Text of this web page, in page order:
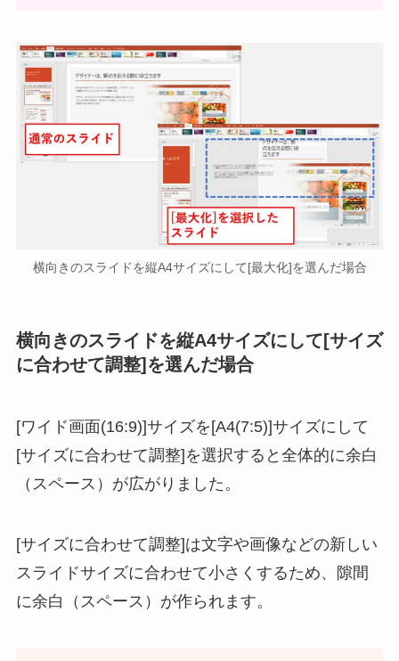
横向きのスライドを縦A4サイズにして[最大化]を選んだ場合
横向きのスライドを縦A4サイズにして[サイズ
に合わせて調整]を選んだ場合
[ワイド画面(16:9)]サイズを[A4(7:5)]サイズにして
[サイズに合わせて調整]を選択すると全体的に余白
（スペース）が広がりました。
[サイズに合わせて調整]は文字や画像などの新しい
スライドサイズに合わせて小さくするため、隙間
に余白（スペース）が作られます。